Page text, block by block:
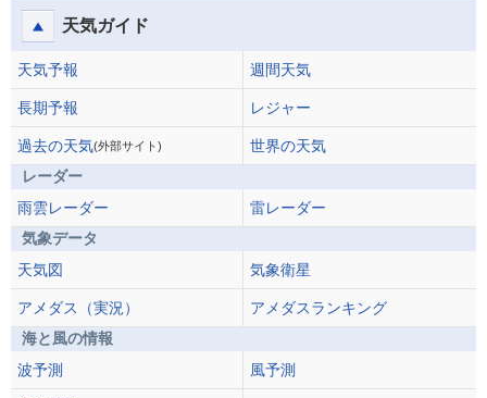
天気ガイド
天気予報 週間天気
長期予報 レジャー
過去の天気(外部サイト)
世界の天気
レーダー
雨雲レーダー
雷レーダー
気象データ
天気図
気象衛星
アメダス（実況）
アメダスランキング
海と風の情報
波予測
風予測